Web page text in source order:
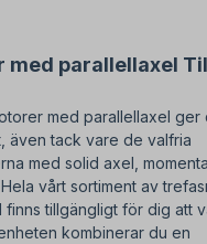
med parallellaxel
med parallellaxel ger
även tack vare de valfria
med solid axel,
vårt sortiment av
finns tillgängligt för dig att
kombinerar du en